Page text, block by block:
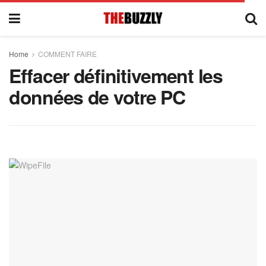
Home COMMENT FAIRE
Effacer définitivement les
données de votre PC